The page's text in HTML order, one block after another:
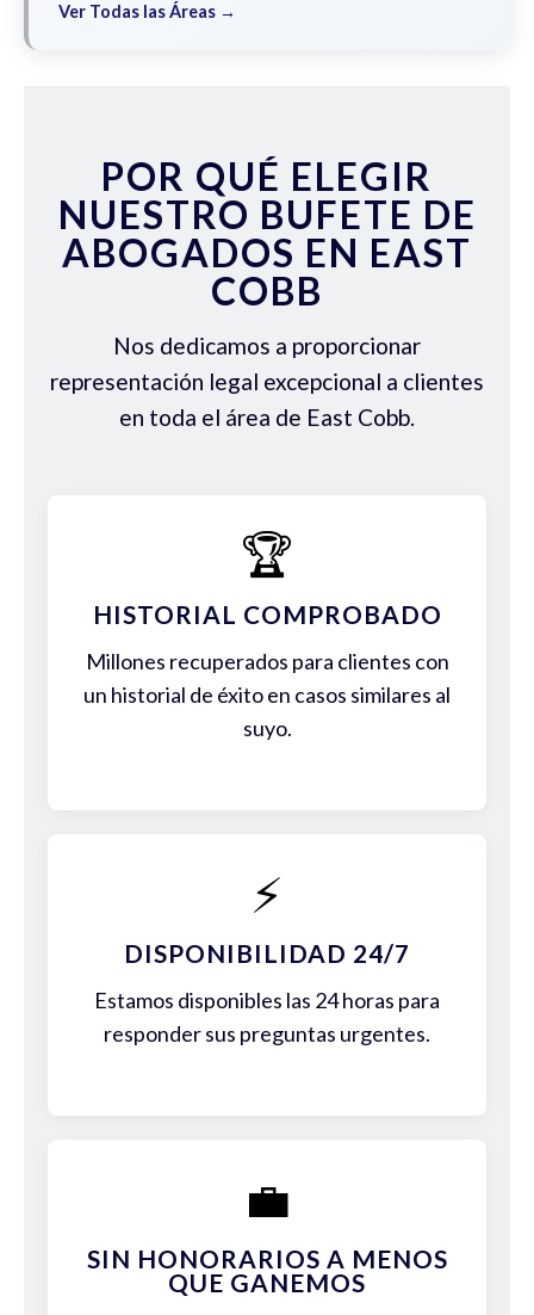
Ver Todas las Áreas →
POR QUÉ ELEGIR
NUESTRO BUFETE DE
ABOGADOS EN EAST
COBB
Nos dedicamos a proporcionar
representación legal excepcional a clientes
en toda el área de East Cobb.
🏆
HISTORIAL COMPROBADO
Millones recuperados para clientes con
un historial de éxito en casos similares al
suyo.
⚡
DISPONIBILIDAD 24/7
Estamos disponibles las 24 horas para
responder sus preguntas urgentes.
💼
SIN HONORARIOS A MENOS
QUE GANEMOS